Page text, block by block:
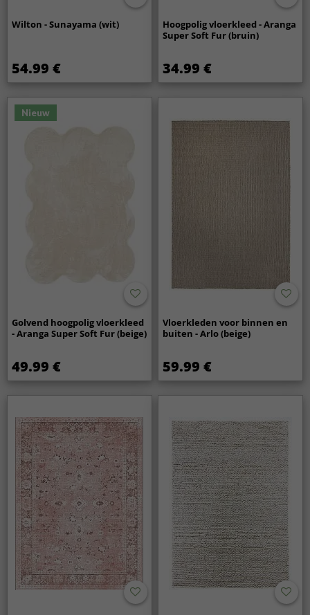
Wilton - Sunayama (wit)
54.99 €
Hoogpolig vloerkleed - Aranga
Super Soft Fur (bruin)
34.99 €
Nieuw
Golvend hoogpolig vloerkleed
- Aranga Super Soft Fur (beige)
49.99 €
Vloerkleden voor binnen en
buiten - Arlo (beige)
59.99 €